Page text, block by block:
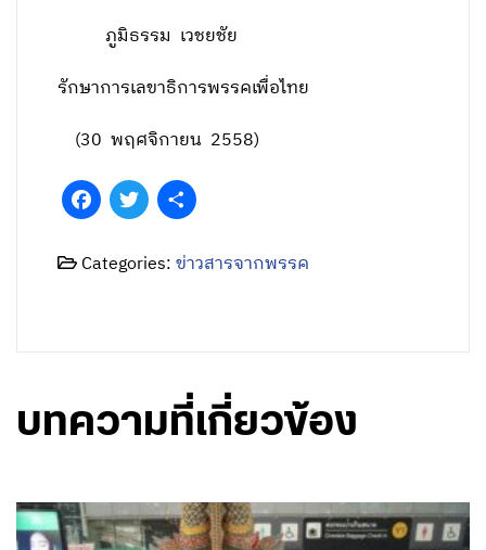
ภูมิธรรม เวชยชัย
รักษาการเลขาธิการพรรคเพื่อไทย
(30 พฤศจิกายน 2558)
FacebookTwitter
Categories:ข่าวสารจากพรรค
บทความที่เกี่ยวข้อง